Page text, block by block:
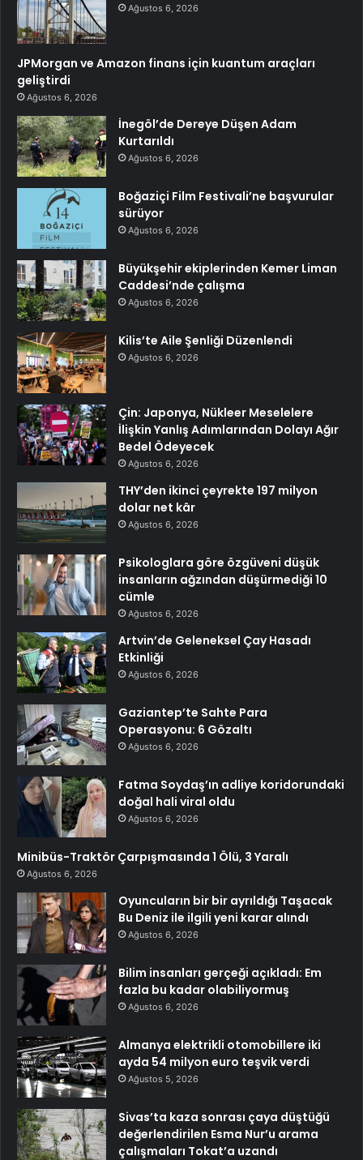
Ağustos 6, 2026
JPMorgan ve Amazon finans için kuantum araçları
geliştirdi
Ağustos 6, 2026
İnegöl’de Dereye Düşen Adam
Kurtarıldı
Ağustos 6, 2026
Boğaziçi Film Festivali’ne başvurular
sürüyor
Ağustos 6, 2026
Büyükşehir ekiplerinden Kemer Liman
Caddesi’nde çalışma
Ağustos 6, 2026
Kilis’te Aile Şenliği Düzenlendi
Ağustos 6, 2026
Çin: Japonya, Nükleer Meselelere
İlişkin Yanlış Adımlarından Dolayı Ağır
Bedel Ödeyecek
Ağustos 6, 2026
THY’den ikinci çeyrekte 197 milyon
dolar net kâr
Ağustos 6, 2026
Psikologlara göre özgüveni düşük
insanların ağzından düşürmediği 10
cümle
Ağustos 6, 2026
Artvin’de Geleneksel Çay Hasadı
Etkinliği
Ağustos 6, 2026
Gaziantep’te Sahte Para
Operasyonu: 6 Gözaltı
Ağustos 6, 2026
Fatma Soydaş’ın adliye koridorundaki
doğal hali viral oldu
Ağustos 6, 2026
Minibüs-Traktör Çarpışmasında 1 Ölü, 3 Yaralı
Ağustos 6, 2026
Oyuncuların bir bir ayrıldığı Taşacak
Bu Deniz ile ilgili yeni karar alındı
Ağustos 6, 2026
Bilim insanları gerçeği açıkladı: Em
fazla bu kadar olabiliyormuş
Ağustos 6, 2026
Almanya elektrikli otomobillere iki
ayda 54 milyon euro teşvik verdi
Ağustos 5, 2026
Sivas’ta kaza sonrası çaya düştüğü
değerlendirilen Esma Nur’u arama
çalışmaları Tokat’a uzandı